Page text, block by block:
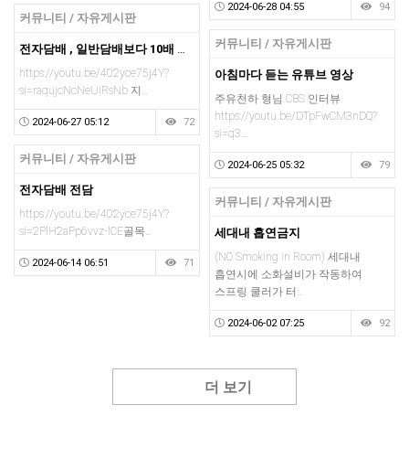
2024-06-28 04:55 94
커뮤니티 / 자유게시판
전자담배 , 일반담배보다 10배 위험하다.
https://youtu.be/402yce75j4Y?
si=raqujcNcNeUiRsNb 지…
2024-06-27 05:12 72
커뮤니티 / 자유게시판
아침마다 듣는 유튜브 영상
주유천하 형님 CBS 인터뷰
https://youtu.be/DTpFwCM3nDQ?
si=q3…
2024-06-25 05:32 79
커뮤니티 / 자유게시판
전자담배 전담
https://youtu.be/402yce75j4Y?
si=2PlH2aPp6vvz-lCE골목…
2024-06-14 06:51 71
커뮤니티 / 자유게시판
세대내 흡연금지
(NO Smoking in Room) 세대내
흡연시에 소화설비가 작동하여
스프링 쿨러가 터…
2024-06-02 07:25 92
더 보기